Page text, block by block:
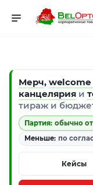
Мерч, welcome
канцелярия и
тираж и
Партия: обычно
Меньше: по
Кейсы